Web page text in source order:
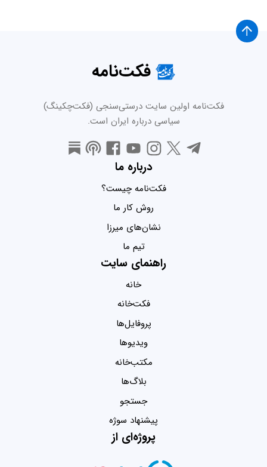
فکت‌نامه
فکت‌نامه اولین سایت درستی‌سنجی (فکت‌چکینگ)
سیاسی درباره ایران است.
درباره ما
فکت‌نامه چیست؟
روش کار ما
نشان‌های میرزا
تیم ما
راهنمای سایت
خانه
فکت‌خانه
پروفایل‌ها
ویدیو‌ها
مکتب‌خانه
بلاگ‌ها
جستجو
پیشنهاد سوژه
پروژه‌ای از